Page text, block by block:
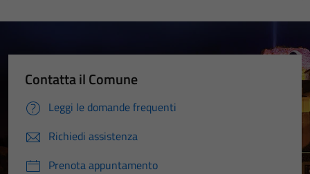
Contatta il Comune
Leggi le domande frequenti
Richiedi assistenza
Prenota appuntamento